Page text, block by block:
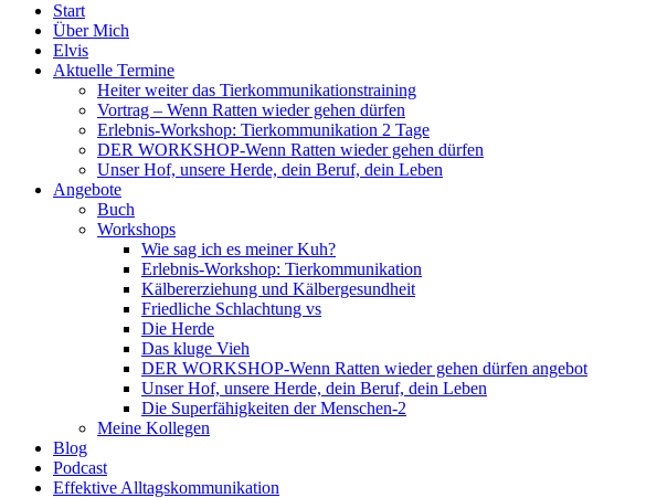
Start
Über Mich
Elvis
Aktuelle Termine
Heiter weiter das Tierkommunikationstraining
Vortrag – Wenn Ratten wieder gehen dürfen
Erlebnis-Workshop: Tierkommunikation 2 Tage
DER WORKSHOP-Wenn Ratten wieder gehen dürfen
Unser Hof, unsere Herde, dein Beruf, dein Leben
Angebote
Buch
Workshops
Wie sag ich es meiner Kuh?
Erlebnis-Workshop: Tierkommunikation
Kälbererziehung und Kälbergesundheit
Friedliche Schlachtung vs
Die Herde
Das kluge Vieh
DER WORKSHOP-Wenn Ratten wieder gehen dürfen angebot
Unser Hof, unsere Herde, dein Beruf, dein Leben
Die Superfähigkeiten der Menschen-2
Meine Kollegen
Blog
Podcast
Effektive Alltagskommunikation